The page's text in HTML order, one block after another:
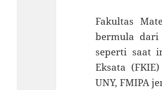
Fakultas
bermula dari
seperti saat
Eksata
UNY, FMIPA